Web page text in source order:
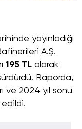
yayınladığı
A.Ş.
195 TL olarak
Raporda,
ve 2024 yıl sonu
edildi.